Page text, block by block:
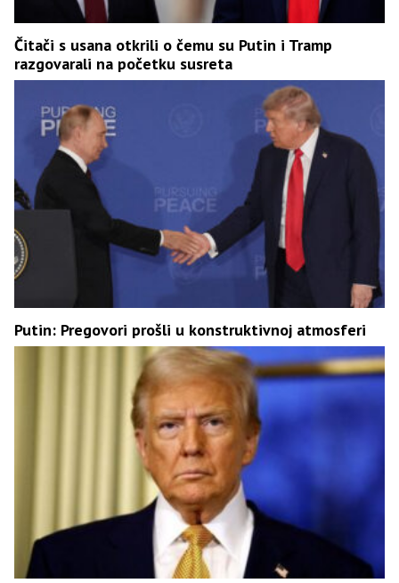
Čitači s usana otkrili o čemu su Putin i Tramp
razgovarali na početku susreta
Putin: Pregovori prošli u konstruktivnoj atmosferi